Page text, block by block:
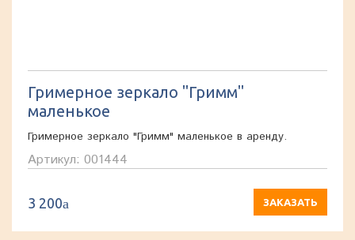
Гримерное зеркало "Гримм"
маленькое
Гримерное зеркало "Гримм" маленькое в аренду.
Артикул: 001444
3 200a ЗАКАЗАТЬ